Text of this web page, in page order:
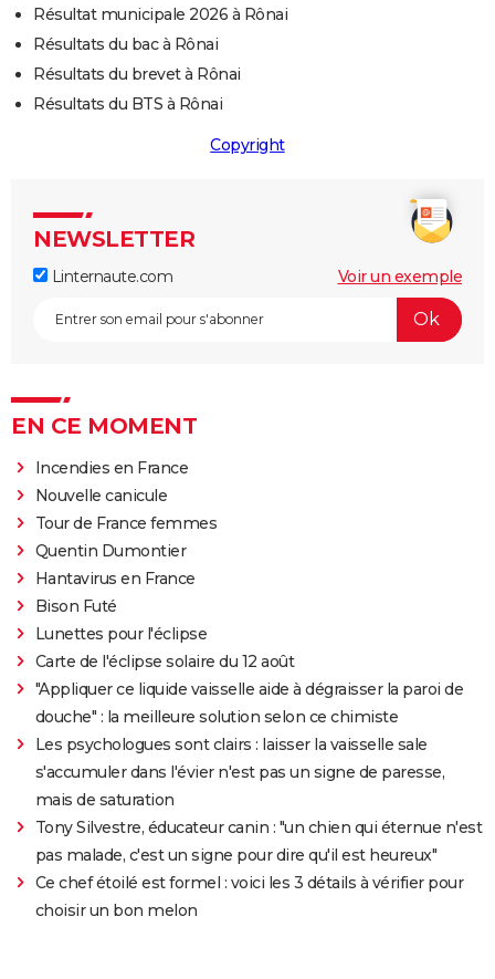
Résultat municipale 2026 à Rônai
Résultats du bac à Rônai
Résultats du brevet à Rônai
Résultats du BTS à Rônai
Copyright
NEWSLETTER
Linternaute.com Voir un exemple
EN CE MOMENT
Incendies en France
Nouvelle canicule
Tour de France femmes
Quentin Dumontier
Hantavirus en France
Bison Futé
Lunettes pour l'éclipse
Carte de l'éclipse solaire du 12 août
"Appliquer ce liquide vaisselle aide à dégraisser la paroi de
douche" : la meilleure solution selon ce chimiste
Les psychologues sont clairs : laisser la vaisselle sale
s'accumuler dans l'évier n'est pas un signe de paresse,
mais de saturation
Tony Silvestre, éducateur canin : "un chien qui éternue n'est
pas malade, c'est un signe pour dire qu'il est heureux"
Ce chef étoilé est formel : voici les 3 détails à vérifier pour
choisir un bon melon